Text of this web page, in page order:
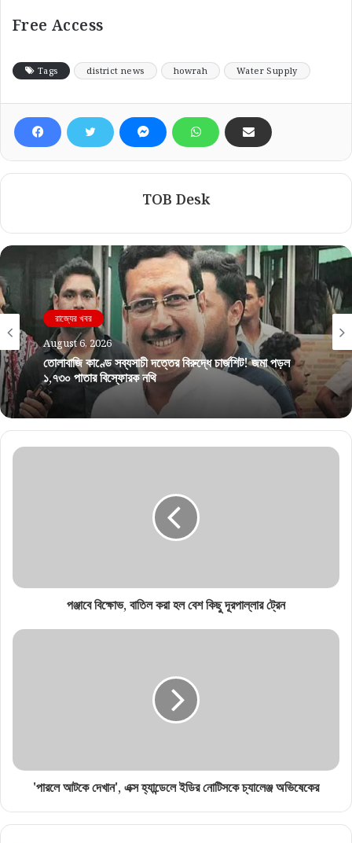
Free Access
Tags district news howrah Water Supply
TOB Desk
রাজ্যের খবর
August 6, 2026
তোলাবাজি কাণ্ডে সব্যসাচী দত্তের বিরুদ্ধে চার্জশিট! জমা পড়ল
১,৭৩০ পাতার বিস্ফোরক নথি
পঞ্জাবে বিক্ষোভ, বাতিল করা হল বেশ কিছু দূরপাল্লার ট্রেন
'পারলে আটকে দেখান', এক্স হ্যান্ডেলে ইডির নোটিসকে চ্যালেঞ্জ অভিষেকের